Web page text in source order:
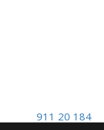
911 20 184